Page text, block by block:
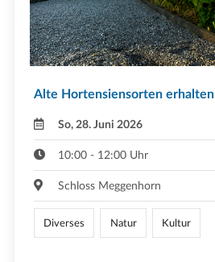
Alte Hortensiensorten erhalten
So, 28. Juni 2026
10:00 - 12:00 Uhr
Schloss Meggenhorn
Diverses Natur Kultur